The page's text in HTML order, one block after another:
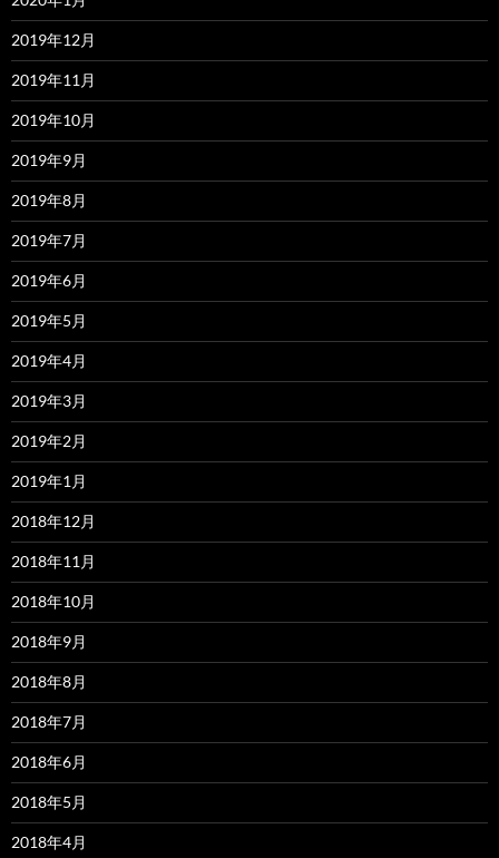
2019年12月
2019年11月
2019年10月
2019年9月
2019年8月
2019年7月
2019年6月
2019年5月
2019年4月
2019年3月
2019年2月
2019年1月
2018年12月
2018年11月
2018年10月
2018年9月
2018年8月
2018年7月
2018年6月
2018年5月
2018年4月